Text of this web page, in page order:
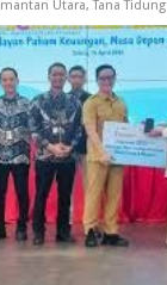
Utara,Tana Tidung